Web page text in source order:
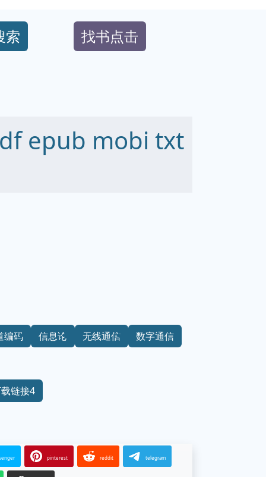
索 找书点击
epub mobi txt
编码 信息论 无线通信 数字通信
链接4
pinterest reddit telegram